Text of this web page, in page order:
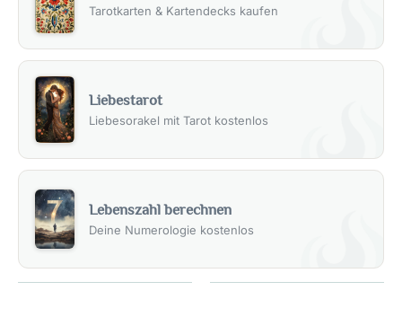
Tarotkarten & Kartendecks kaufen
Liebestarot
Liebesorakel mit Tarot kostenlos
Lebenszahl berechnen
Deine Numerologie kostenlos